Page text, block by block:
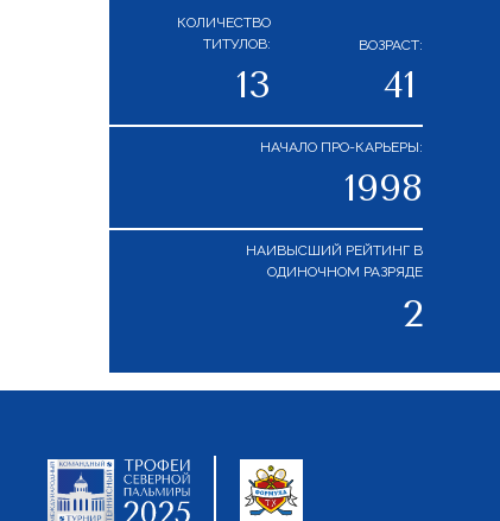
КОЛИЧЕСТВО
ТИТУЛОВ:
НАЧАЛО ПРО-КАРЬЕРЫ:
НАИВЫСШИЙ РЕЙТИНГ В
ОДИНОЧНОМ РАЗРЯДЕ
2
ВОЗРАСТ:
13 41
1998